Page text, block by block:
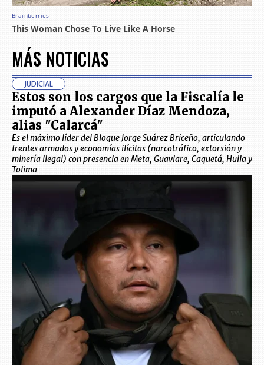
MÁS NOTICIAS
JUDICIAL
Estos son los cargos que la Fiscalía le
imputó a Alexander Díaz Mendoza,
alias "Calarcá"
Es el máximo líder del Bloque Jorge Suárez Briceño, articulando
frentes armados y economías ilícitas (narcotráfico, extorsión y
minería ilegal) con presencia en Meta, Guaviare, Caquetá, Huila y
Tolima